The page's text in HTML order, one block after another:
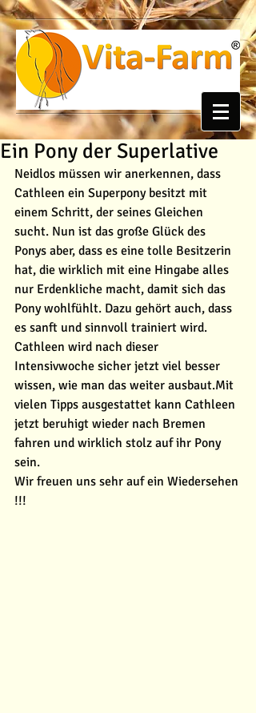
Ein Pony der Superlative
Neidlos müssen wir anerkennen, dass
Cathleen ein Superpony besitzt mit
einem Schritt, der seines Gleichen
sucht. Nun ist das große Glück des
Ponys aber, dass es eine tolle Besitzerin
hat, die wirklich mit eine Hingabe alles
nur Erdenkliche macht, damit sich das
Pony wohlfühlt. Dazu gehört auch, dass
es sanft und sinnvoll trainiert wird.
Cathleen wird nach dieser
Intensivwoche sicher jetzt viel besser
wissen, wie man das weiter ausbaut.Mit
vielen Tipps ausgestattet kann Cathleen
jetzt beruhigt wieder nach Bremen
fahren und wirklich stolz auf ihr Pony
sein.
Wir freuen uns sehr auf ein Wiedersehen
!!!